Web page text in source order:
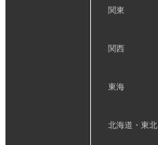
関東
関西
東海
北海道・東北